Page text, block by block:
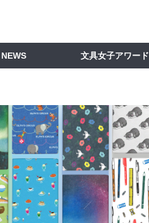
NEWS 文具女子アワード